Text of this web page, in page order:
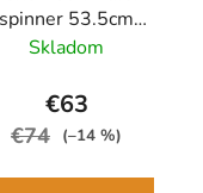
spinner 53.5cm
Ružová/Hnedá
Rozšíriteľný
Skladom
€63
€74 (–14 %)